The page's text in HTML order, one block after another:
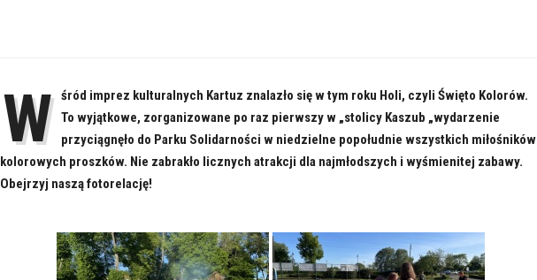
W śród imprez kulturalnych Kartuz znalazło się w tym roku Holi, czyli Święto Kolorów.
To wyjątkowe, zorganizowane po raz pierwszy w „stolicy Kaszub „wydarzenie
przyciągnęło do Parku Solidarności w niedzielne popołudnie wszystkich miłośników
kolorowych proszków. Nie zabrakło licznych atrakcji dla najmłodszych i wyśmienitej zabawy.
Obejrzyj naszą fotorelację!